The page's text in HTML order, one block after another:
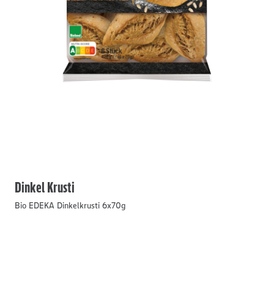
Dinkel Krusti
Bio EDEKA Dinkelkrusti 6x70g